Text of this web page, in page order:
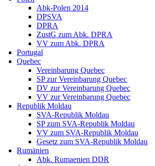
Abk-Polen 2014
DPSVA
DPRA
ZustG zum Abk. DPRA
VV zum Abk. DPRA
Portugal
Quebec
Vereinbarung Quebec
SP zur Vereinbarung Quebec
DV zur Vereinbarung Quebec
VV zur Vereinbarung Quebec
Republik Moldau
SVA-Republik Moldau
SP zum SVA-Republik Moldau
VV zum SVA-Republik Moldau
Gesetz zum SVA-Republik Moldau
Rumänien
Abk. Rumaenien DDR